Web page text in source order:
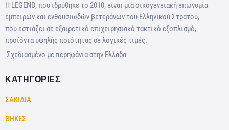
Η LEGEND, που ιδρύθηκε το 2010, είναι μια οικογενειακή επωνυμία
έμπειρων και ενθουσιωδών βετεράνων του Ελληνικού Στρατού,
που εστιάζει σε εξαιρετικό επιχειρησιακό τακτικό εξοπλισμό,
προϊόντα υψηλής ποιότητας σε λογικές τιμές.
Σχεδιασμένο με περηφάνια στην Ελλάδα
ΚΑΤΗΓΟΡΙΕΣ
ΣΑΚΙΔΙΑ
ΘΗΚΕΣ